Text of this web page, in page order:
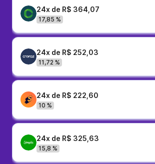
24x de R$ 364,07
17,85 %
24x de R$ 252,03
11,72 %
24x de R$ 222,60
10 %
24x de R$ 325,63
15,8 %